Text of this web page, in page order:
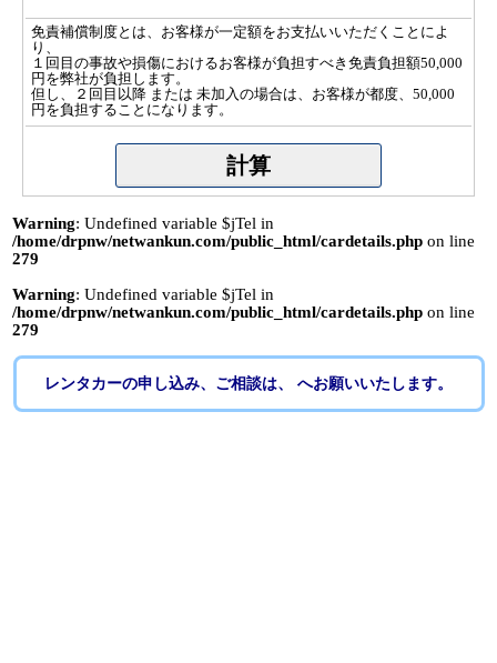
免責補償制度とは、お客様が一定額をお支払いいただくことによ
り、
１回目の事故や損傷におけるお客様が負担すべき免責負担額50,000
円を弊社が負担します。
但し、２回目以降 または 未加入の場合は、お客様が都度、50,000
円を負担することになります。
Warning: Undefined variable $jTel in
/home/drpnw/netwankun.com/public_html/cardetails.php on line
279
Warning: Undefined variable $jTel in
/home/drpnw/netwankun.com/public_html/cardetails.php on line
279
レンタカーの申し込み、ご相談は、 へお願いいたします。